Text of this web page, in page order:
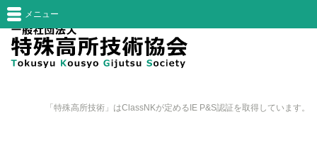
「特殊高所技術」はClassNKが定めるIE P&S認証を取得しています。
メニュー